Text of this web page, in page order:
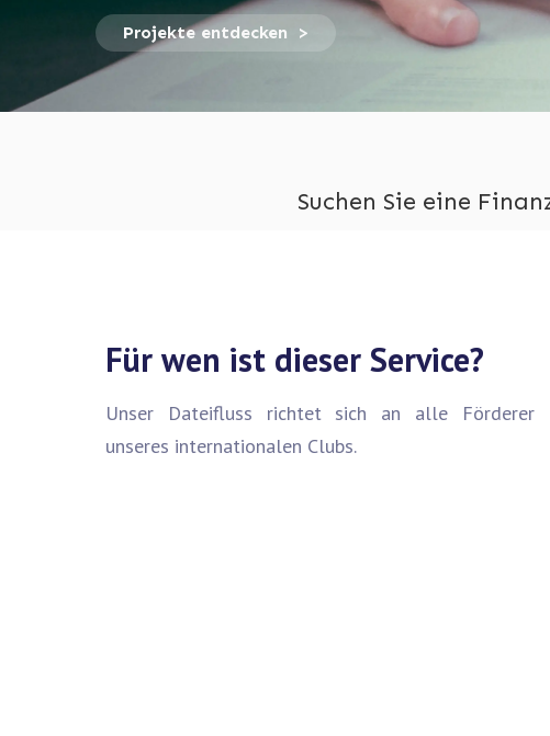
Projekte entdecken >
Suchen Sie eine
Für wen ist dieser Service?
Unser Dateifluss richtet sich an alle Förderer
unseres internationalen Clubs.